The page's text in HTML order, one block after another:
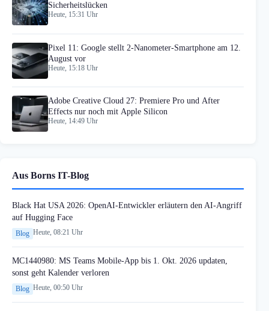
Sicherheitslücken
Heute, 15:31 Uhr
Pixel 11: Google stellt 2-Nanometer-Smartphone am 12.
August vor
Heute, 15:18 Uhr
Adobe Creative Cloud 27: Premiere Pro und After
Effects nur noch mit Apple Silicon
Heute, 14:49 Uhr
Aus Borns IT-Blog
Black Hat USA 2026: OpenAI-Entwickler erläutern den AI-Angriff
auf Hugging Face
Blog Heute, 08:21 Uhr
MC1440980: MS Teams Mobile-App bis 1. Okt. 2026 updaten,
sonst geht Kalender verloren
Blog Heute, 00:50 Uhr